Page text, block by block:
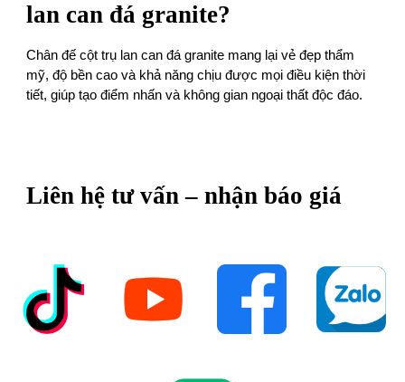
lan can đá granite?
Chân đế cột trụ lan can đá granite mang lại vẻ đẹp thẩm
mỹ, độ bền cao và khả năng chịu được mọi điều kiện thời
tiết, giúp tạo điểm nhấn và không gian ngoại thất độc đáo.
Liên hệ tư vấn – nhận báo giá